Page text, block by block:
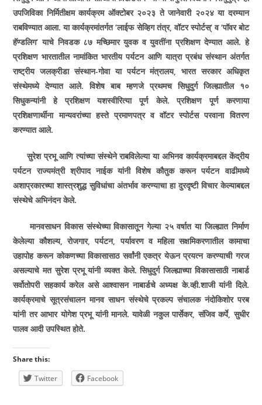
उपजिविका निर्मितीक्षम कार्यक्रम ऑक्टोबर २०२३ ते जानेवारी २०२४ या दरम्यान
राबविण्यात आला. या कार्यक्रमांतर्गत‘लाईफ सेव्हिग तंत्र,वॉटर स्पोर्टस्‘व‘पॉवर बोट
हॅण्डलिग‘याचे निवडक ८७ मच्छिमार युवक व युवतींना प्रशिक्षण देण्यात आले. हे
प्रशिक्षण भारतातील नामांकित भारतीय पर्यटन आणि यात्रा प्रबंध संस्थान अंतर्गत
राष्ट्रीय जलक्रीडा संस्थान-गोवा या पर्यटन मंत्रालय,भारत सरकार अधिकृत
संस्थेमध्ये देण्यात आले. विशेष बाब म्हणजे प्रथमच सिधुदुर्ग जिल्ह्यातील १०
सिधुकन्यांनी हे प्रशिक्षण यशस्वीरित्या पूर्ण केले. प्रशिक्षण पूर्ण करणा­या
प्रशिक्षणार्थींना मान्यवरांच्या हस्ते प्रमाणपत्र व वॉटर स्पोर्टस परवाना वितरण
करण्यात आले.
सुरेश प्रभू आणि त्यांच्या संस्थेने राबविलेल्या या अभिनव कार्यक्रमाबद्दल केंद्रीय
पर्यटन राज्यमंत्री श्रीपाद नाईक यांनी विशेष कौतुक करून पर्यटन वाढीमध्ये
अशाप्रकारच्या शास्त्रशुद्ध सुविधांचा अंतर्भाव करण्याचा हा दुरदृष्टी विचार केल्याबद्दल
संस्थेचे अभिनंदन केले.
मानवसाधन विकास संस्थेच्या विकासातून गेल्या २५ वर्षात या जिल्ह्यात निर्माण
केलेल्या कौशल्य,रोजगार,पर्यटन,पर्यावरण व महिला सक्षमिकरणातील कामाचा
उहापोह करून कोकणच्या विकासासाठ सर्वांनी एकत्र येऊन प्रयत्न करण्याची गरज
असल्याचे मत सुरेश प्रभू यांनी व्यक्त केले. सिधुदुर्ग जिल्ह्याच्या विकासासाठी नाबार्ड
सर्वोतोपरी सहकार्य करेल असे आश्वासन नाबार्डचे अध्यक्ष के.व्ही.शाजी यांनी दिले.
कार्यक्रमाचे सूत्रसंचालन मानव साधन संस्थेचे प्रकल्प संचालक नंदोकिशोर परब
यांनी तर आभार योगेश प्रभू यांनी मानले. यावेळी नकुल पार्सेकर,संजिव कर्पे,सुधीर
पालव आदी उपस्थित होते.
Share this:
Twitter
Facebook